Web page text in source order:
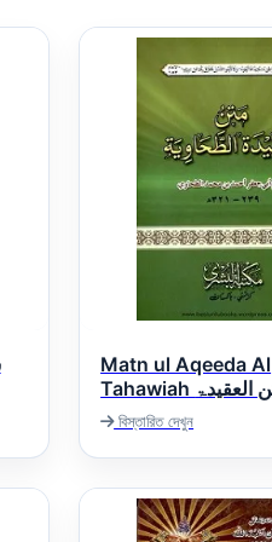
Matn ul Aqeeda Al
Tahawiah متن العقیدۃ
الطحاویہ
বিস্তারিত দেখুন